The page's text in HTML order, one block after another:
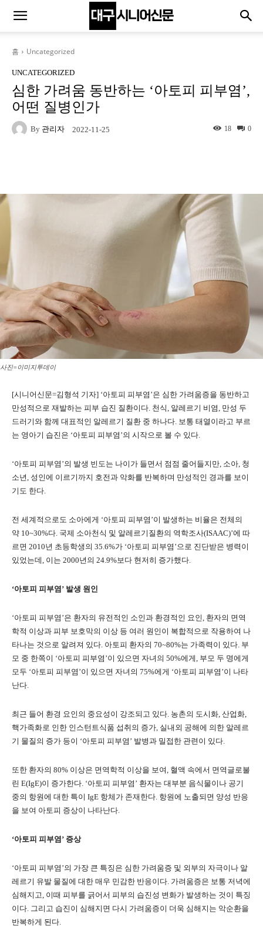
홈 Uncategorized
UNCATEGORIZED
심한 가려움 동반하는 ‘아토피 피부염’,
어떤 질병인가
By 관리자 2022-11-25 0
18
사진=이미지투데이
[시니어신문=김형석 기자] ‘아토피 피부염’은 심한 가려움증을 동반하고
만성적으로 재발하는 피부 습진 질환이다. 천식, 알레르기 비염, 만성 두
드러기와 함께 대표적인 알레르기 질환 중 하나다. 보통 태열이라고 부르
는 영아기 습진은 ‘아토피 피부염’의 시작으로 볼 수 있다.
‘아토피 피부염’의 발생 빈도는 나이가 들면서 점점 줄어들지만, 소아, 청
소년, 성인에 이르기까지 호전과 악화를 반복하며 만성적인 경과를 보이
기도 한다.
전 세계적으로도 소아에게 ‘아토피 피부염’이 발생하는 비율은 전체의
약 10~30%다. 국제 소아천식 및 알레르기질환의 역학조사(ISAAC)’에 따
르면 2010년 초등학생의 35.6%가 ‘아토피 피부염’으로 진단받은 병력이
있었는데, 이는 2000년의 24.9%보다 현저히 증가했다.
‘아토피 피부염’ 발생 원인
‘아토피 피부염’은 환자의 유전적인 소인과 환경적인 요인, 환자의 면역
학적 이상과 피부 보호막의 이상 등 여러 원인이 복합적으로 작용하여 나
타나는 것으로 알려져 있다. 아토피 환자의 70~80%는 가족력이 있다. 부
모 중 한쪽이 ‘아토피 피부염’이 있으면 자녀의 50%에게, 부모 두 명에게
모두 ‘아토피 피부염’이 있으면 자녀의 75%에게 ‘아토피 피부염’이 나타
난다.
최근 들어 환경 요인의 중요성이 강조되고 있다. 농촌의 도시화, 산업화,
핵가족화로 인한 인스턴트식품 섭취의 증가, 실내외 공해에 의한 알레르
기 물질의 증가 등이 ‘아토피 피부염’ 발병과 밀접한 관련이 있다.
또한 환자의 80% 이상은 면역학적 이상을 보여, 혈액 속에서 면역글로불
린 E(IgE)이 증가한다. ‘아토피 피부염’ 환자는 대부분 음식물이나 공기
중의 항원에 대한 특이 IgE 항체가 존재한다. 항원에 노출되면 양성 반응
을 보여 아토피 증상이 나타난다.
‘아토피 피부염’ 증상
‘아토피 피부염’의 가장 큰 특징은 심한 가려움증 및 외부의 자극이나 알
레르기 유발 물질에 대한 매우 민감한 반응이다. 가려움증은 보통 저녁에
심해지고, 이때 피부를 긁어서 피부의 습진성 변화가 발생하는 것이 특징
이다. 그리고 습진이 심해지면 다시 가려움증이 더욱 심해지는 악순환을
반복하게 된다.